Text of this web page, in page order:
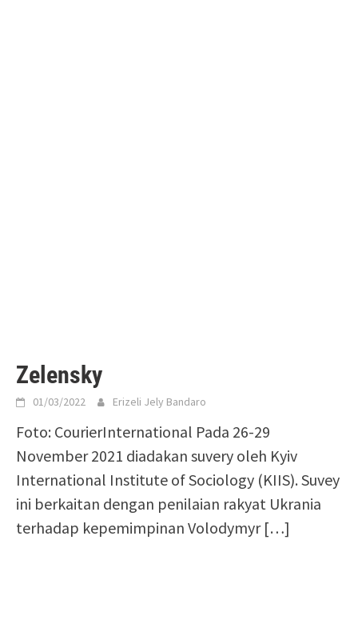
Zelensky
01/03/2022 Erizeli Jely Bandaro
Foto: CourierInternational Pada 26-29
November 2021 diadakan suvery oleh Kyiv
International Institute of Sociology (KIIS). Suvey
ini berkaitan dengan penilaian rakyat Ukrania
terhadap kepemimpinan Volodymyr […]